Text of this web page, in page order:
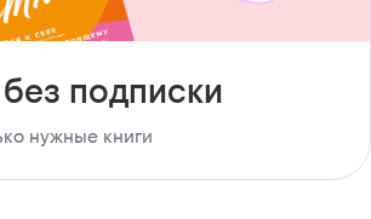
подписки
нужные книги